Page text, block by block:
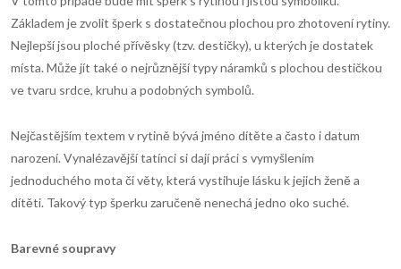
Základem je zvolit šperk s dostatečnou plochou pro zhotovení rytiny.
Nejlepší jsou ploché přívěsky (tzv. destičky), u kterých je dostatek
místa. Může jít také o nejrůznější typy náramků s plochou destičkou
ve tvaru srdce, kruhu a podobných symbolů.
Nejčastějším textem v rytině bývá jméno dítěte a často i datum
narození. Vynalézavější tatínci si dají práci s vymyšlením
jednoduchého mota či věty, která vystihuje lásku k jejich ženě a
dítěti. Takový typ šperku zaručeně nenechá jedno oko suché.
Barevné soupravy